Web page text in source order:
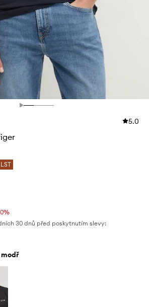
5.0
30 dnů před poskytnutím slevy:
modř